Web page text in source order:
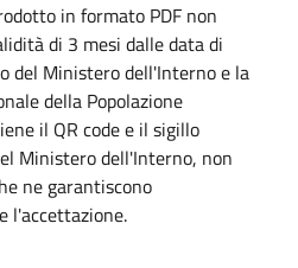
in formato PDF non
di 3 mesi dalle data di
del Ministero dell'Interno e la
della Popolazione
il QR code e il sigillo
Ministero dell'Interno, non
ne garantiscono
l'accettazione.